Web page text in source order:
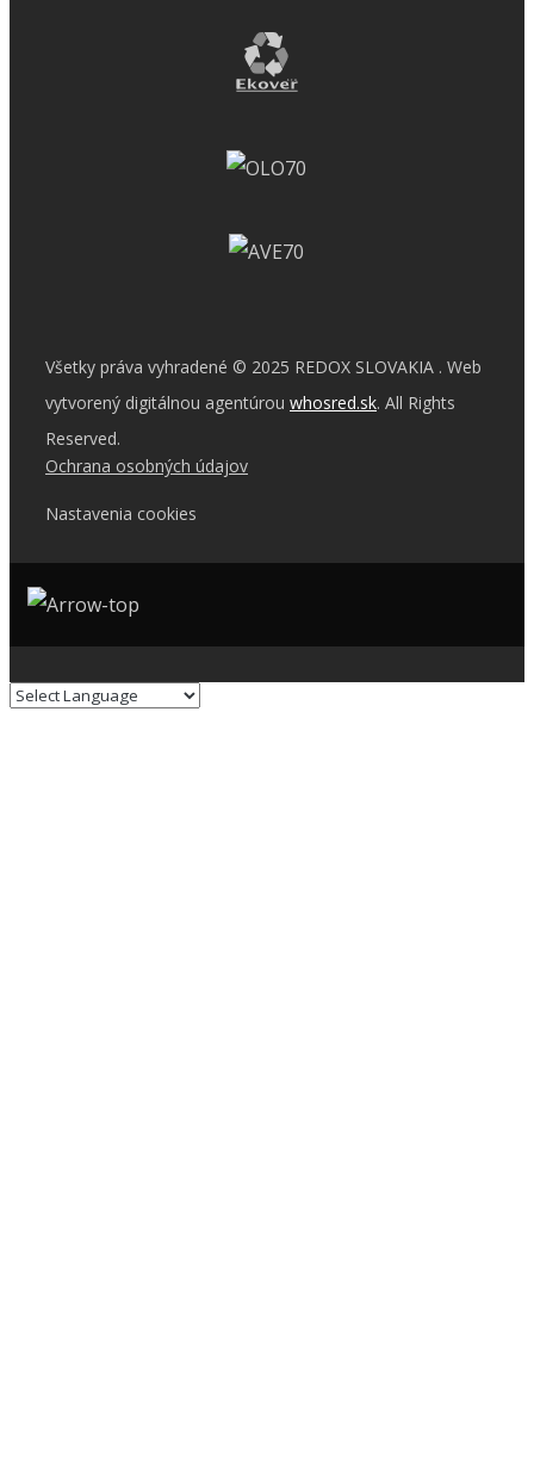
Všetky práva vyhradené © 2025 REDOX SLOVAKIA . Web
vytvorený digitálnou agentúrou whosred.sk. All Rights
Reserved.
Ochrana osobných údajov
Nastavenia cookies